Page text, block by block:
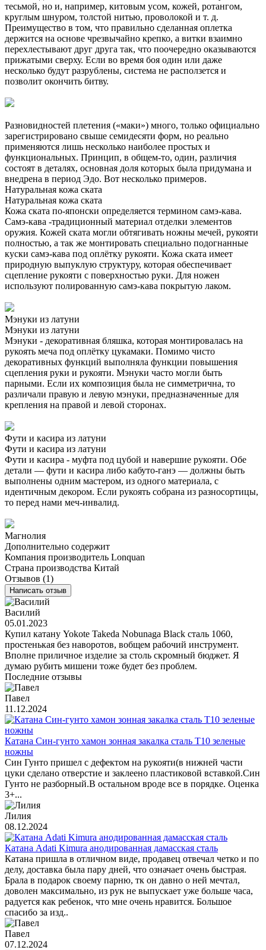
тесьмой, но и, например, китовым усом, кожей, ротангом,
круглым шнуром, толстой нитью, проволокой и т. д.
Преимущество в том, что правильно сделанная оплетка
держится на основе чрезвычайно крепко, а витки взаимно
перехлестывают друг друга так, что поочередно оказываются
прижатыми сверху. Если во время боя один или даже
несколько будут разрублены, система не расползется и
позволит окончить битву.
Разновидностей плетения («маки») много, только официально
зарегистрировано свыше семидесяти форм, но реально
применяются лишь несколько наиболее простых и
функциональных. Принцип, в общем-то, один, различия
состоят в деталях, основная доля которых была придумана и
внедрена в период Эдо. Вот несколько примеров.
Натуральная кожа ската
Натуральная кожа ската
Кожа ската по-японски определяется термином самэ-кава.
Самэ-кава -традиционный материал отделки элементов
оружия. Кожей ската могли обтягивать ножны мечей, рукояти
полностью, а так же монтировать специально подогнанные
куски самэ-кава под оплётку рукояти. Кожа ската имеет
природную выпуклую структуру, которая обеспечивает
сцепление рукояти с поверхностью руки. Для ножен
используют полированную самэ-кава покрытую лаком.
Мэнуки из латуни
Мэнуки из латуни
Мэнуки - декоративная бляшка, которая монтировалась на
рукоять меча под оплётку цукамаки. Помимо чисто
декоративных функций выполняла функции повышения
сцепления руки и рукояти. Мэнуки часто могли быть
парными. Если их композиция была не симметрична, то
различали правую и левую мэнуки, предназначенные для
крепления на правой и левой сторонах.
Фути и касира из латуни
Фути и касира из латуни
Фути и касира - муфта под цубой и навершие рукояти. Обе
детали — фути и касира либо кабуто-ганэ — должны быть
выполнены одним мастером, из одного материала, с
идентичным декором. Если рукоять собрана из разносортицы,
то перед нами меч-инвалид.
Магнолия
Дополнительно содержит
Компания производитель Lonquan
Страна производства Китай
Отзывов (1)
Написать отзыв
Василий
05.01.2023
Купил катану Yokote Takeda Nobunaga Black сталь 1060,
простенькая без наворотов, вобщем рабочий инструмент.
Вполне приличное изделие за столь скромный бюджет. Я
думаю рубить мишени тоже будет без проблем.
Последние отзывы
Павел
11.12.2024
Катана Син-гунто хамон зонная закалка сталь T10 зеленые
ножны
Син Гунто пришел с дефектом на рукояти(в нижней части
цуки сделано отверстие и заклеено пластиковой вставкой.Син
Гунто не разборный.В остальном вроде все в порядке. Оценка
3+...
Лилия
08.12.2024
Катана Adati Kimura анодированная дамасская сталь
Катана пришла в отличном виде, продавец отвечал четко и по
делу, доставка была пару дней, что означает очень быстрая.
Брала в подарок своему парню, тк он давно о ней мечтал,
доволен максимально, из рук не выпускает уже больше часа,
радуется как ребенок, что мне очень нравится. Большое
спасибо за изд..
Павел
07.12.2024